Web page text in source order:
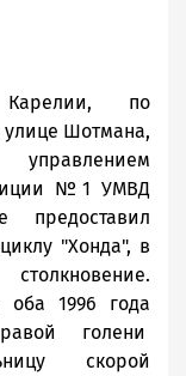
по
Шотмана,
№1 УМВД
предоставил
"Хонда", в
оба 1996 года
голени
скорой